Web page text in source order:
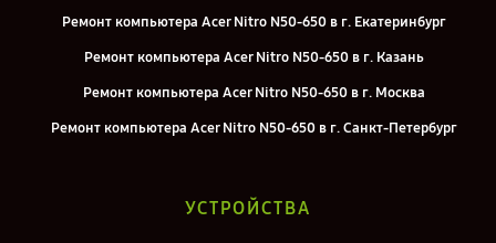
Ремонт компьютера Acer Nitro N50-650 в г. Екатеринбург
Ремонт компьютера Acer Nitro N50-650 в г. Казань
Ремонт компьютера Acer Nitro N50-650 в г. Москва
Ремонт компьютера Acer Nitro N50-650 в г. Санкт-Петербург
УСТРОЙСТВА